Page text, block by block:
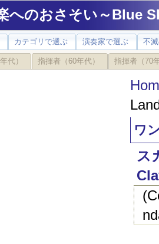
へのおさそい～Blue
カテゴリで選ぶ 演奏家で選ぶ 不
代） 指揮者（60年代） 指揮者（70
ワ
ス